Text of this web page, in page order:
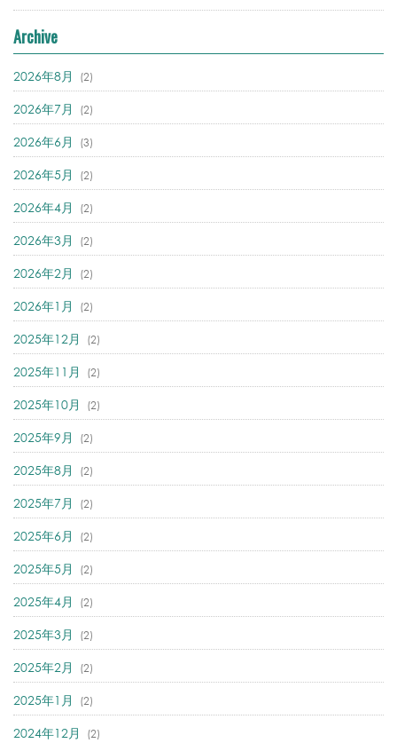
Archive
2026年8月 (2)
2026年7月 (2)
2026年6月 (3)
2026年5月 (2)
2026年4月 (2)
2026年3月 (2)
2026年2月 (2)
2026年1月 (2)
2025年12月 (2)
2025年11月 (2)
2025年10月 (2)
2025年9月 (2)
2025年8月 (2)
2025年7月 (2)
2025年6月 (2)
2025年5月 (2)
2025年4月 (2)
2025年3月 (2)
2025年2月 (2)
2025年1月 (2)
2024年12月 (2)